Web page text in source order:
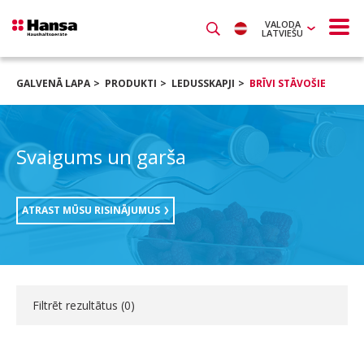
VALODA
LATVIEŠU
GALVENĀ LAPA PRODUKTI LEDUSSKAPJI BRĪVI STĀVOŠIE
Svaigums un garša
ATRAST MŪSU RISINĀJUMUS
Filtrēt rezultātus (0)